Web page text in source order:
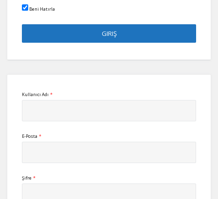
Beni Hatırla
Kullanıcı Adı *
E-Posta *
Şifre *